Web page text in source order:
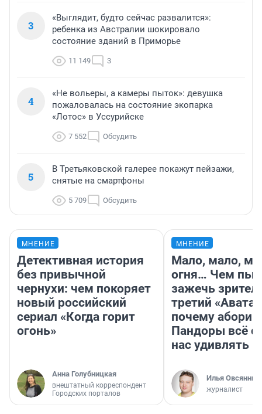
3
«Выглядит, будто сейчас развалится»:
ребенка из Австралии шокировало
состояние зданий в Приморье
11 149 3
4
«Не вольеры, а камеры пыток»: девушка
пожаловалась на состояние экопарка
«Лотос» в Уссурийске
7 552 Обсудить
5
В Третьяковской галерее покажут пейзажи,
снятые на смартфоны
5 709 Обсудить
МНЕНИЕ
Детективная история
без привычной
чернухи: чем покоряет
новый российский
сериал «Когда горит
огонь»
Анна Голубницкая
внештатный корреспондент
Городских порталов
МНЕНИЕ
Мало, мало,
огня… Чем
зажечь
третий
почему
Пандоры всё
нас удивлять
Илья
журналист